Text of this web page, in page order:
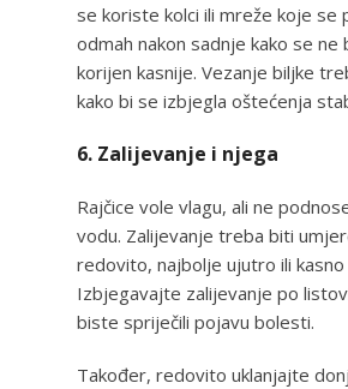
se koriste kolci ili mreže koje se
odmah nakon sadnje kako se ne
korijen kasnije. Vezanje biljke
kako bi se izbjegla oštećenja
6. Zalijevanje i njega
Rajčice vole vlagu, ali ne
vodu. Zalijevanje treba biti
redovito, najbolje ujutro ili
Izbjegavajte zalijevanje po
biste spriječili pojavu bolesti.
Također, redovito uklanjajte